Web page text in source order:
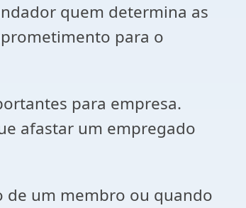
quem determina as
para o
para empresa.
afastar um empregado
de um membro ou quando